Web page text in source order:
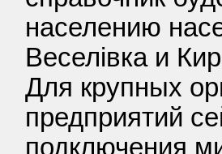
населению
Веселівка и
Для крупных
предприятий
подключения